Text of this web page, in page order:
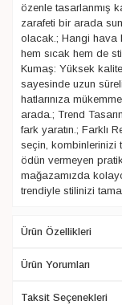
özenle tasarlanmış
zarafeti bir arada
olacak.; Hangi hava
hem sıcak hem de
Kumaş: Yüksek
sayesinde uzun
hatlarınıza
arada.; Trend
fark yaratın.; Farklı
seçin, kombinlerinizi
ödün vermeyen
mağazamızda
trendiyle stilinizi
Ürün Özellikleri
Ürün Yorumları
Taksit Seçenekleri